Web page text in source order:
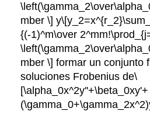
mber \] y
{(-1)^m\over
mber \] formar un conjunto
soluciones Frobenius de\
[\alpha_0x^2y''+\beta_0xy'+